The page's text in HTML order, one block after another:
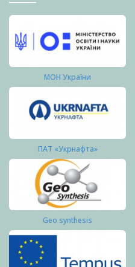
МОН України
ПАТ «Укрнафта»
Geo synthesis